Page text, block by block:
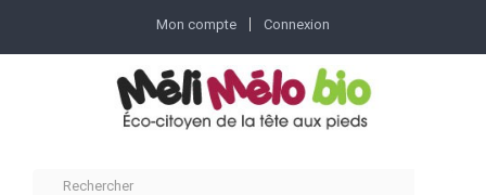
Mon compte Connexion